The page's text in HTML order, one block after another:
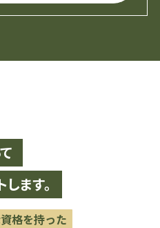
ます。
格を持った